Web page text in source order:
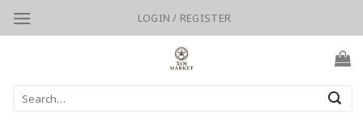
Skip
LOGIN / REGISTER
for: